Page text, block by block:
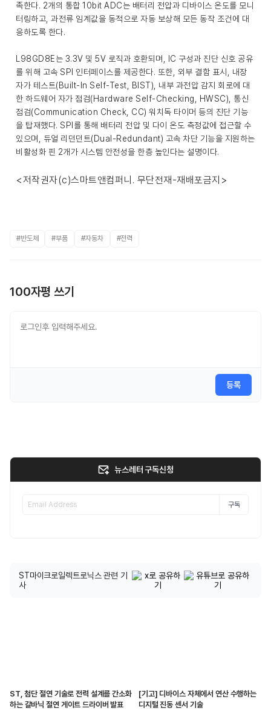
족한다. 2개의 통합 10bit ADC는 배터리 전압과 디바이스 온도를 모니
터링하고, 과전류 임계값을 동적으로 자동 보상해 모든 동작 조건에 대
응하도록 한다.
L98GD8E는 3.3V 및 5V 로직과 호환되며, IC 구성과 진단 신호 공유
를 위해 고속 SPI 인터페이스를 제공한다. 또한, 외부 결함 표시, 내장
자가 테스트(Built-In Self-Test, BIST), 내부 과전압 감지 회로에 대
한 하드웨어 자가 점검(Hardware Self-Checking, HWSC), 통신
점검(Communication Check, CC) 워치독 타이머 등의 진단 기능
을 탑재했다. SPI를 통해 배터리 전압 및 다이 온도 측정값에 접근할 수
있으며, 듀얼 리던던트(Dual-Redundant) 고속 차단 기능을 지원하는
비활성화 핀 2개가 시스템 안전성을 한층 높인다는 설명이다.
<저작권자(c)스마트앤컴퍼니. 무단전재-재배포금지>
#반도체 #부품 #자동차 #전력
100자평 쓰기
등록
뉴스레터 구독신청
구독
ST마이크로일렉트로닉스 관련 기
사
ST, 첨단 절연 기술로 전력 설계를 간소화
하는 갈바닉 절연 게이트 드라이버 발표
[기고] 디바이스 자체에서 연산 수행하는
디지털 진동 센서 기술